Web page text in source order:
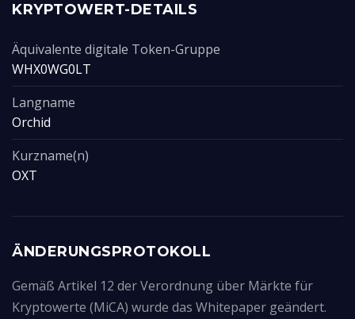
KRYPTOWERT-DETAILS
Äquivalente digitale Token-Gruppe
WHX0WG0LT
Langname
Orchid
Kurzname(n)
OXT
ÄNDERUNGSPROTOKOLL
Gemäß Artikel 12 der Verordnung über Märkte für
Kryptowerte (MiCA) wurde das Whitepaper geändert.